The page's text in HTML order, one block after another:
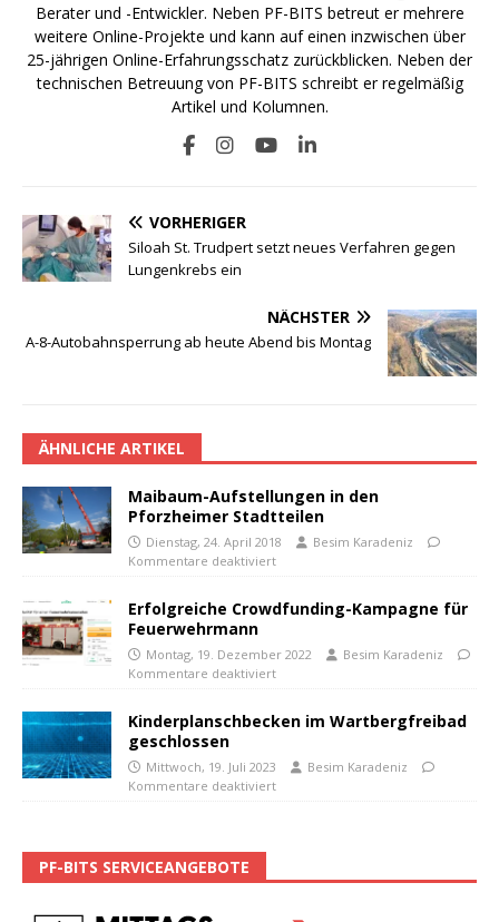
Berater und -Entwickler. Neben PF-BITS betreut er mehrere
weitere Online-Projekte und kann auf einen inzwischen über
25-jährigen Online-Erfahrungsschatz zurückblicken. Neben der
technischen Betreuung von PF-BITS schreibt er regelmäßig
Artikel und Kolumnen.
VORHERIGER
Siloah St. Trudpert setzt neues Verfahren gegen
Lungenkrebs ein
NÄCHSTER
A-8-Autobahnsperrung ab heute Abend bis Montag
ÄHNLICHE ARTIKEL
Maibaum-Aufstellungen in den
Pforzheimer Stadtteilen
Dienstag, 24. April 2018
Besim Karadeniz
Kommentare deaktiviert
Erfolgreiche Crowdfunding-Kampagne für
Feuerwehrmann
Montag, 19. Dezember 2022
Besim Karadeniz
Kommentare deaktiviert
Kinderplanschbecken im Wartbergfreibad
geschlossen
Mittwoch, 19. Juli 2023
Besim Karadeniz
Kommentare deaktiviert
PF-BITS SERVICEANGEBOTE